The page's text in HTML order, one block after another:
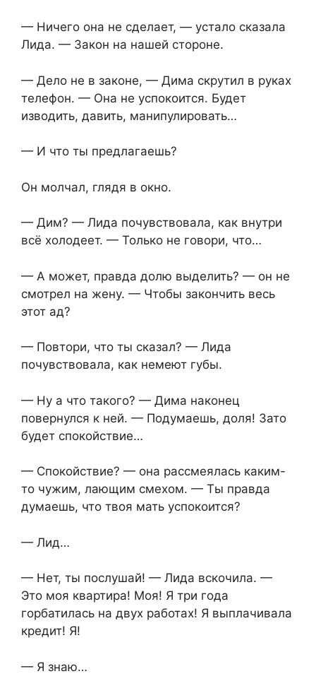
— Ничего она не сделает, — устало сказала
Лида. — Закон на нашей стороне.
— Дело не в законе, — Дима скрутил в руках
телефон. — Она не успокоится. Будет
изводить, давить, манипулировать…
— И что ты предлагаешь?
Он молчал, глядя в окно.
— Дим? — Лида почувствовала, как внутри
всё холодеет. — Только не говори, что…
— А может, правда долю выделить? — он не
смотрел на жену. — Чтобы закончить весь
этот ад?
— Повтори, что ты сказал? — Лида
почувствовала, как немеют губы.
— Ну а что такого? — Дима наконец
повернулся к ней. — Подумаешь, доля! Зато
будет спокойствие…
— Спокойствие? — она рассмеялась каким-
то чужим, лающим смехом. — Ты правда
думаешь, что твоя мать успокоится?
— Лид…
— Нет, ты послушай! — Лида вскочила. —
Это моя квартира! Моя! Я три года
горбатилась на двух работах! Я выплачивала
кредит! Я!
— Я знаю…